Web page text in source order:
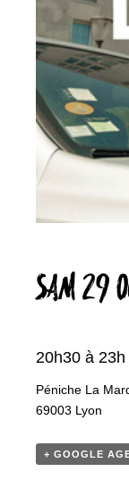
SAM 29
20h30 à 23h
Péniche La
69003 Lyon
+ GOOGLE